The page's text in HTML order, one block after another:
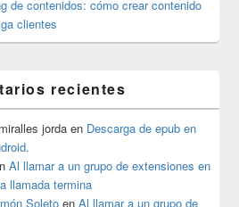
de contenidos: cómo crear contenido
clientes
recientes
jorda en Descarga de epub en
Al llamar a un grupo de extensiones en
llamada termina
Soleto en Al llamar a un grupo de